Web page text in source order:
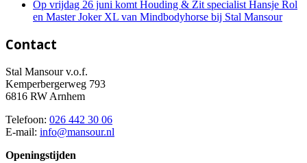
Op vrijdag 26 juni komt Houding & Zit specialist Hansje Rol
en Master Joker XL van Mindbodyhorse bij Stal Mansour
Contact
Stal Mansour v.o.f.
Kemperbergerweg 793
6816 RW Arnhem
Telefoon: 026 442 30 06
E-mail: info@mansour.nl
Openingstijden